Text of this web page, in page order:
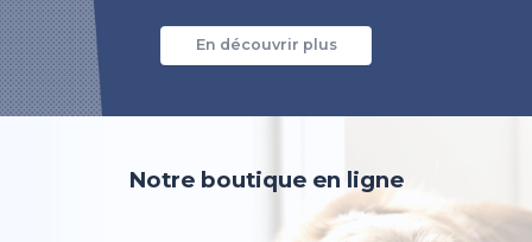
En découvrir plus
Notre boutique en ligne